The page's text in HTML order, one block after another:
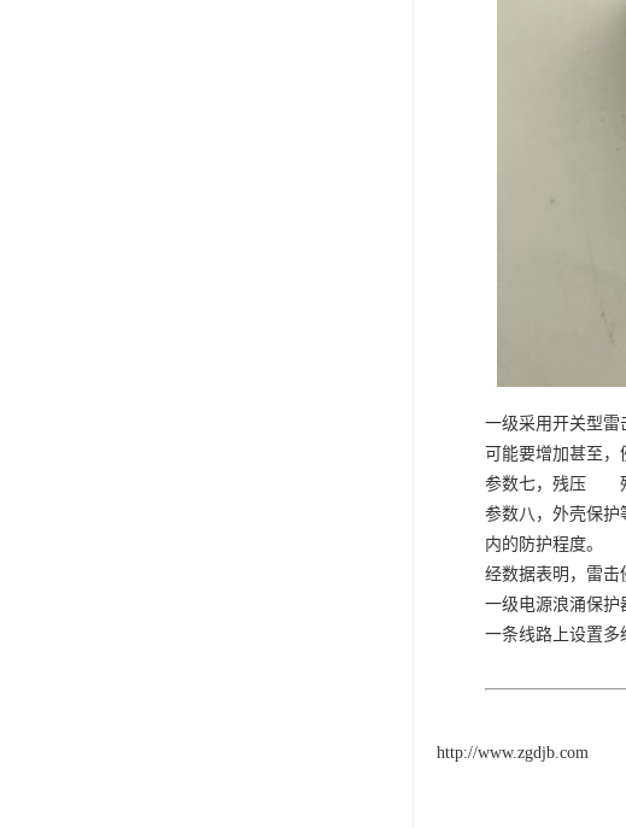
一级采用开关型雷
可能要增加甚至，
参数七，残压 残
参数八，外壳保
内的防护程度。
经数据表明，雷击
一级电源浪涌保护
一条线路上设置多
http://www.zgdjb.com